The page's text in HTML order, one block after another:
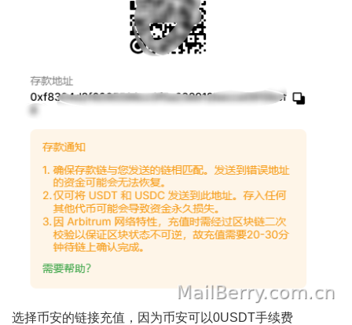
选择币安的链接充值，因为币安可以0USDT手续费